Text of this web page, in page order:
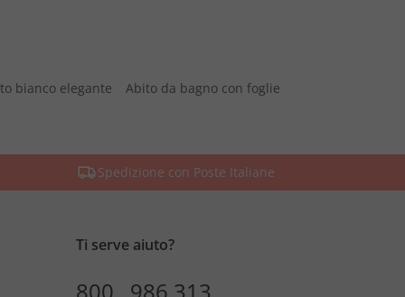
bianco elegante
Abito da bagno con foglie
Spedizione con Poste Italiane
Ti serve aiuto?